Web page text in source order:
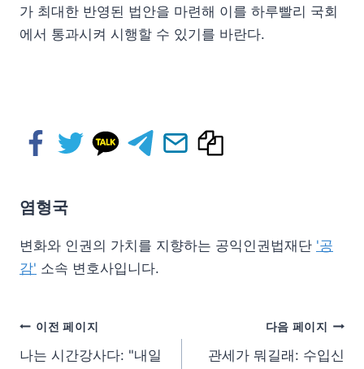
가 최대한 반영된 법안을 마련해 이를 하루빨리 국회
에서 통과시켜 시행할 수 있기를 바란다.
염형국
변화와 인권의 가치를 지향하는 공익인권법재단 '공
감' 소속 변호사입니다.
이전 페이지
나는 시간강사다: "내일
다음 페이지
관세가 뭐길래: 수입신